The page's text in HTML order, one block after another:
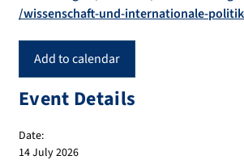
/wissenschaft-und-internationale-
Add to calendar
Event Details
Date:
14 July 2026